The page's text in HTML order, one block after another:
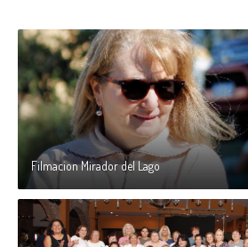
Filmacion Mirador del Lago